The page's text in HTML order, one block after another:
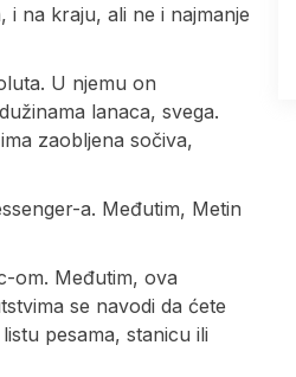
na kraju, ali ne i najmanje
U njemu on
lanaca, svega.
zaobljena sočiva,
a. Međutim, Metin
om. Međutim, ova
se navodi da ćete
pesama, stanicu ili